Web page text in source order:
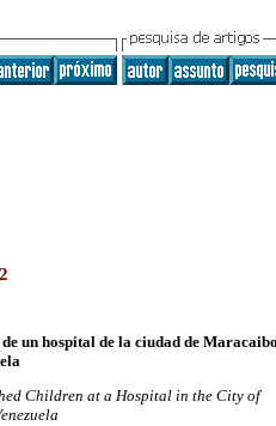
un hospital de la ciudad de
Children at a Hospital in the City of